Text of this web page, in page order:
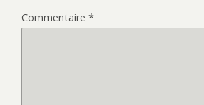
Commentaire *